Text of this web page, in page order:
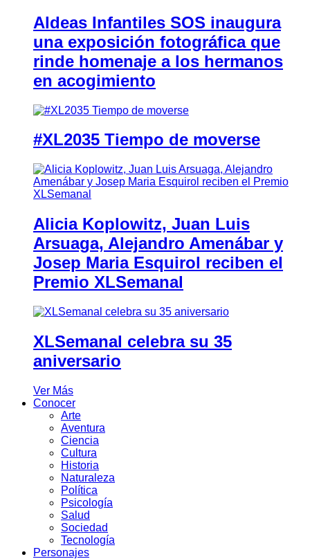
Aldeas Infantiles SOS inaugura
una exposición fotográfica que
rinde homenaje a los hermanos
en acogimiento
#XL2035 Tiempo de moverse
Alicia Koplowitz, Juan Luis
Arsuaga, Alejandro Amenábar y
Josep Maria Esquirol reciben el
Premio XLSemanal
XLSemanal celebra su 35
aniversario
Ver Más
Conocer
Arte
Aventura
Ciencia
Cultura
Historia
Naturaleza
Política
Psicología
Salud
Sociedad
Tecnología
Personajes